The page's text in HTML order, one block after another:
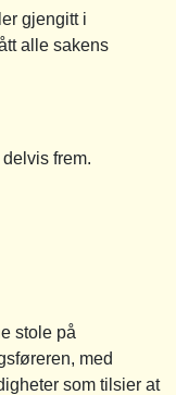
gjengitt i
alle sakens
frem.
stole på
med
som tilsier at